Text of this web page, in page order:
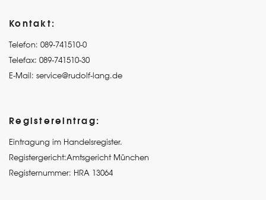
Kontakt:
Telefon: 089-741510-0
Telefax: 089-741510-30
E-Mail: service@rudolf-lang.de
Registereintrag:
Eintragung im Handelsregister.
Registergericht:Amtsgericht München
Registernummer: HRA 13064